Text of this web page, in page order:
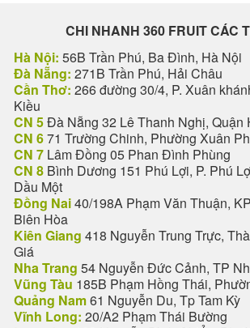
CHI NHANH 360 FRUIT CÁC
Hà Nội: 56B Trần Phú, Ba Đình, Hà Nội
Đà Nẵng: 271B Trần Phú, Hải Châu
Cần Thơ: 266 đường 30/4, P. Xuân
Kiều
CN 5Đà Nẵng 32 Lê Thanh Nghị, Quận
CN 671 Trường Chinh, Phường Xuân
CN 7 Lâm Đồng 05 Phan Đình Phùng
CN 8 Bình Dương 151 Phú Lợi, P. Phú
Dầu Một
Đồng Nai40/198A Phạm Văn Thuận,
Biên Hòa
Kiên Giang 418 Nguyễn Trung Trực,
Giá
Nha Trang 54 Nguyễn Đức Cảnh, TP
Vũng Tàu 185B Phạm Hồng Thái,
Quảng Nam61 Nguyễn Du, Tp Tam Kỳ
Vĩnh Long: 20/A2 Phạm Thái Bường